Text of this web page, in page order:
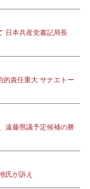
日本共産党書記局長
責任重大 サナエトー
遠藤県議予定候補の勝
氏が訴え